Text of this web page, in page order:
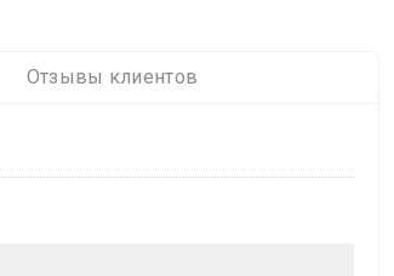
Отзывы клиентов